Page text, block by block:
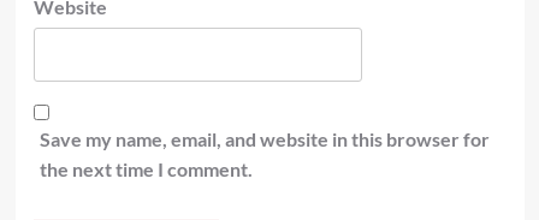
Website
Save my name, email, and website in this browser for
the next time I comment.